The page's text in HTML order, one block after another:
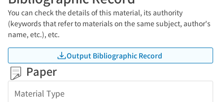
You can check the details of this material, its authority
(keywords that refer to materials on the same subject, author's
name, etc.), etc.
Output Bibliographic Record
Paper
Material Type